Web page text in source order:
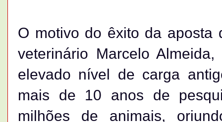
O motivo do êxito da aposta
veterinário Marcelo
elevado nível de carga
mais de 10 anos de
milhões de animais,